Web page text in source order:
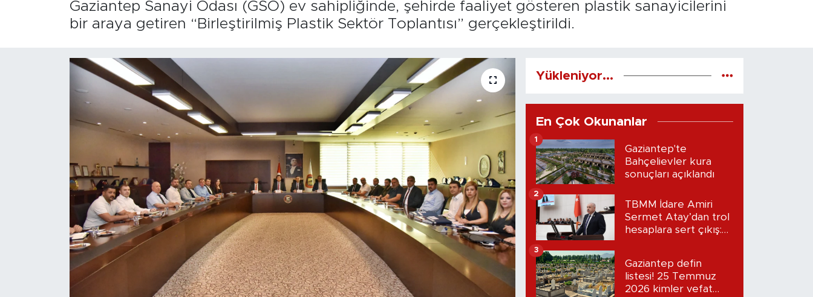
Gaziantep Sanayi Odası (GSO) ev sahipliğinde, şehirde faaliyet gösteren plastik sanayicilerini
bir araya getiren “Birleştirilmiş Plastik Sektör Toplantısı” gerçekleştirildi.
Yükleniyor...
En Çok Okunanlar
Gaziantep'te
Bahçelievler kura
sonuçları açıklandı
1
TBMM İdare Amiri
Sermet Atay’dan trol
hesaplara sert çıkış:
2
Gaziantep defin
listesi! 25 Temmuz
2026 kimler vefat
3